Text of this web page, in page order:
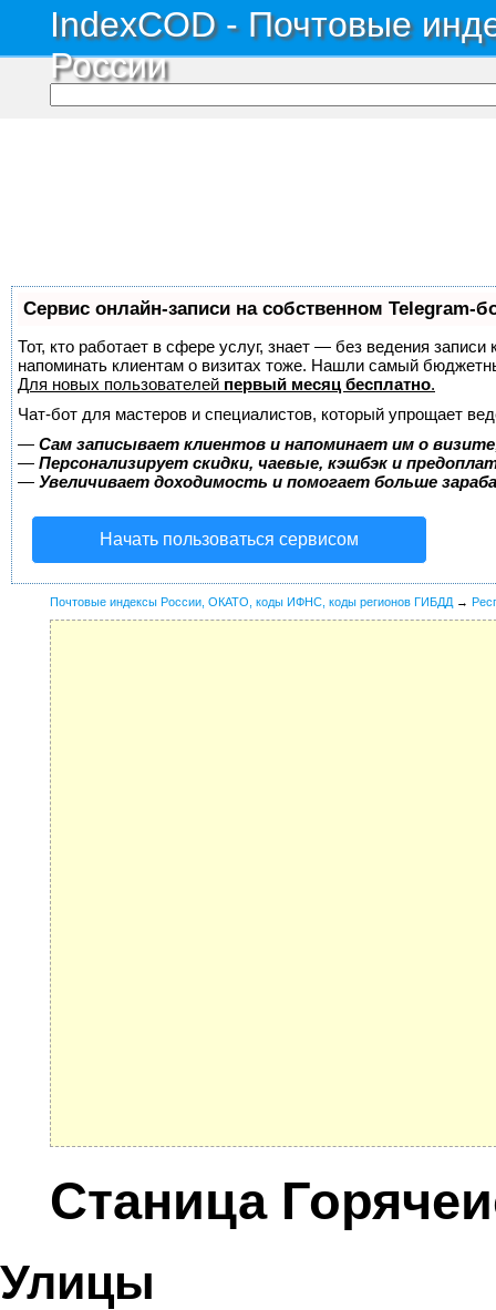
IndexCOD - Почтовые
России
Сервис онлайн-записи на собственном Telegram-
Тот, кто работает в сфере услуг, знает — без ведения
напоминать клиентам о визитах тоже. Нашли самый
Для новых пользователей первый месяц бесплатно.
Чат-бот для мастеров и специалистов, который упрощает
— Сам записывает клиентов и напоминает им о
— Персонализирует скидки, чаевые, кэшбэк и
— Увеличивает доходимость и помогает больше
Начать пользоваться сервисом
Почтовые индексы России, ОКАТО, коды ИФНС, коды регионов ГИБДД →
Станица
Улицы